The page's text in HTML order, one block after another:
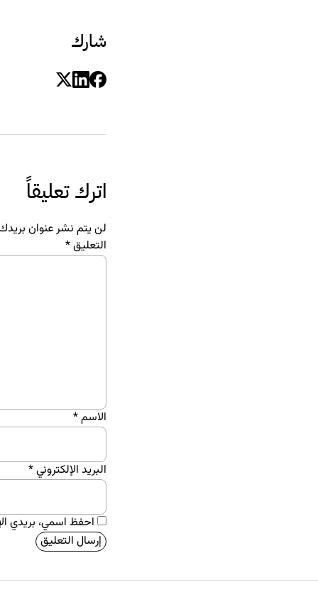
شارك
اترك تعليقاً
لن يتم نشر عنوان بريدك
التعليق*
الاسم*
البريد الإلكتروني*
احفظ اسمي، بريدي